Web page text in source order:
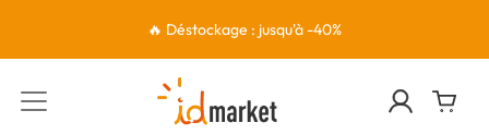
🔥 Déstockage : jusqu'à -40%